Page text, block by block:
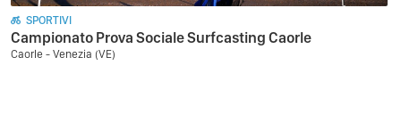
SPORTIVI
Campionato Prova Sociale Surfcasting Caorle
Caorle - Venezia (VE)